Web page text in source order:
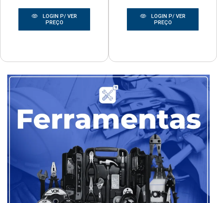
LOGIN P/ VER
PREÇO
LOGIN P/ VER
PREÇO